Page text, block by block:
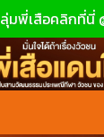
มพี่เสือคลิกที่นี่